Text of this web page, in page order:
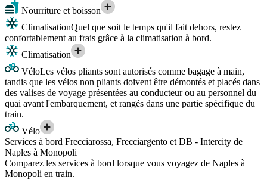
Nourriture et boisson
ClimatisationQuel que soit le temps qu'il fait dehors, restez
confortablement au frais grâce à la climatisation à bord.
Climatisation
VéloLes vélos pliants sont autorisés comme bagage à main,
tandis que les vélos non pliants doivent être démontés et placés dans
des valises de voyage présentées au conducteur ou au personnel du
quai avant l'embarquement, et rangés dans une partie spécifique du
train.
Vélo
Services à bord Frecciarossa, Frecciargento et DB - Intercity de
Naples à Monopoli
Comparez les services à bord lorsque vous voyagez de Naples à
Monopoli en train.